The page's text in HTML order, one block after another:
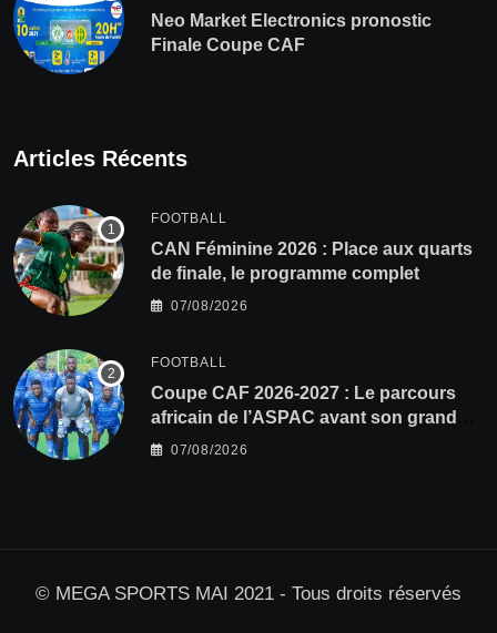
Neo Market Electronics pronostic
Finale Coupe CAF
Articles Récents
FOOTBALL
CAN Féminine 2026 : Place aux quarts
de finale, le programme complet
07/08/2026
FOOTBALL
Coupe CAF 2026-2027 : Le parcours
africain de l’ASPAC avant son grand
retour
07/08/2026
© MEGA SPORTS MAI 2021 - Tous droits réservés